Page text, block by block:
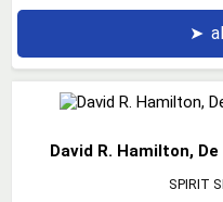
➤
David R. Hamilton,
SPIRIT